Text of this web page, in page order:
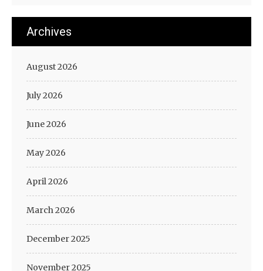
Archives
August 2026
July 2026
June 2026
May 2026
April 2026
March 2026
December 2025
November 2025